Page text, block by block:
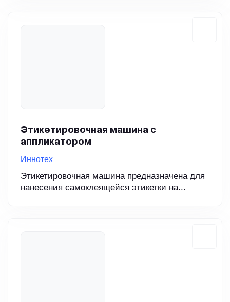
Этикетировочная машина с
аппликатором
Иннотех
Этикетировочная машина предназначена для
нанесения самоклеящейся этикетки на...